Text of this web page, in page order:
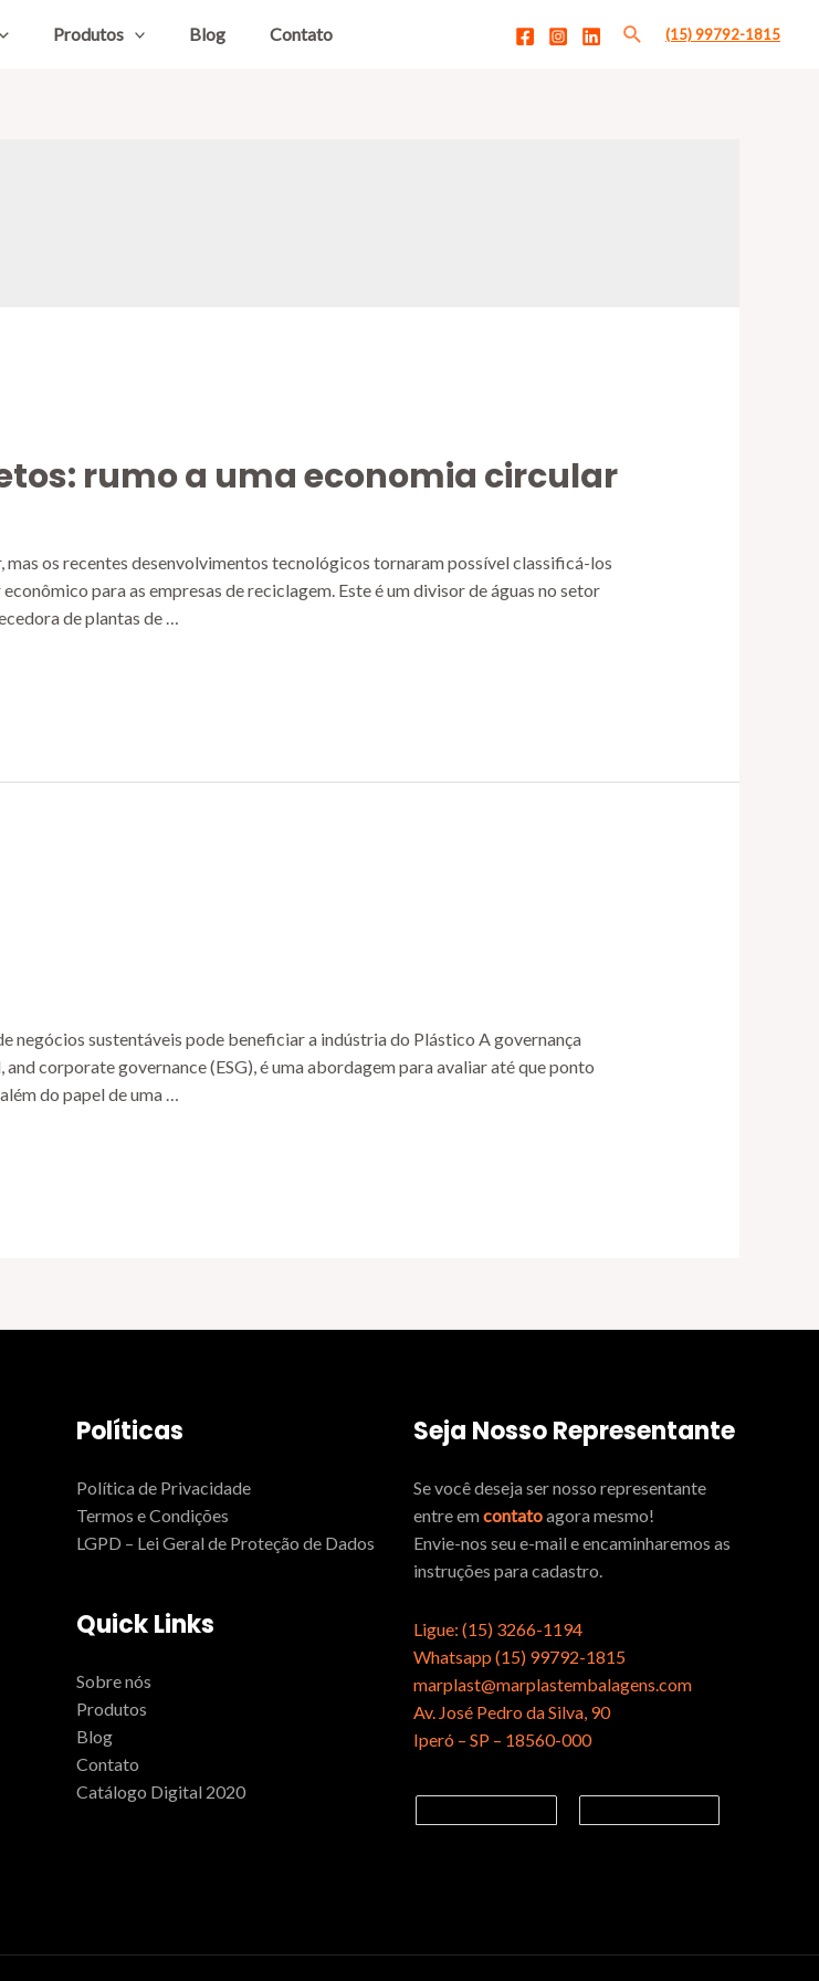
Produtos Blog Contato (15) 99792-1815
rumo a uma economia circular
os recentes desenvolvimentos tecnológicos tornaram possível classificá-los
para as empresas de reciclagem. Este é um divisor de águas no setor
de plantas de …
negócios sustentáveis ​​pode beneficiar a indústria do Plástico A governança
corporate governance (ESG), é uma abordagem para avaliar até que ponto
do papel de uma …
Políticas
Política de Privacidade
Termos e Condições
LGPD – Lei Geral de Proteção de Dados
Quick Links
Sobre nós
Produtos
Blog
Contato
Catálogo Digital 2020
Seja Nosso Representante
Se você deseja ser nosso representante
entre emcontatoagora mesmo!
Envie-nos seu e-mail e encaminharemos as
instruções para cadastro.
Ligue: (15) 3266-1194
Whatsapp (15) 99792-1815
marplast@marplastembalagens.com
Av. José Pedro da Silva, 90
Iperó – SP – 18560-000